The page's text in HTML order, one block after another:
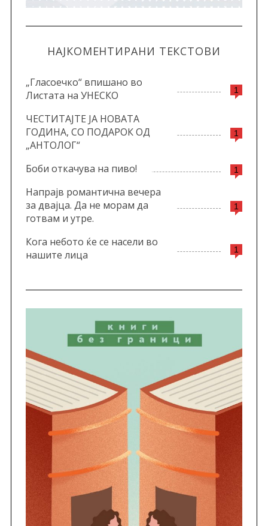
НАЈКОМЕНТИРАНИ ТЕКСТОВИ
1
„Гласоечко“ впишано во
Листата на УНЕСКО
1
ЧЕСТИТАЈТЕ ЈА НОВАТА
ГОДИНА, СО ПОДАРОК ОД
„АНТОЛОГ“
1
Боби откачува на пиво!
1
Напрајв романтична вечера
за двајца. Да не морам да
готвам и утре.
1
Кога небото ќе се насели во
нашите лица